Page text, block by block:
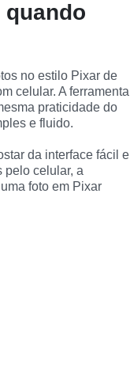
no estilo Pixar de
celular. A ferramenta
praticidade do
e fluido.
da interface fácil e
pelo celular, a
foto em Pixar